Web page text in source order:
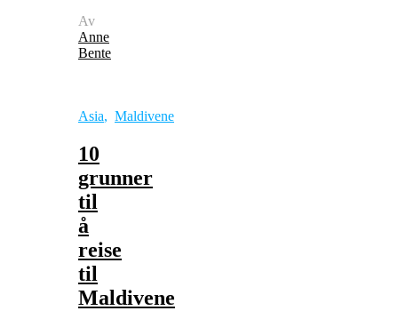
Av
Anne
Bente
Asia, Maldivene
10
grunner
til
å
reise
til
Maldivene